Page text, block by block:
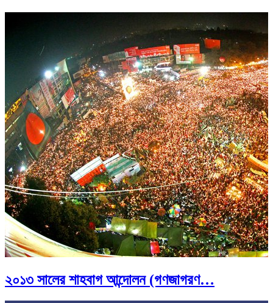
হিটলারের মৃত্যু, গোপন নাটকীয়তা ও…
আন্তর্জাতিক প্রতিবেদন: এশিয়া মহাদেশের ৪৯টি…
২০১৩ সালের শাহবাগ আন্দোলন (গণজাগরণ…